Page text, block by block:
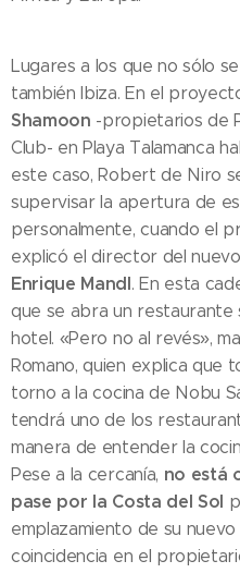
Lugares a los que no sólo
también Ibiza. En el
Shamoon -propietarios de
Club- en Playa Talamanca
este caso, Robert de Niro
supervisar la apertura de
personalmente, cuando el
explicó el director del
Enrique Mandl. En esta
que se abra un restaurante
hotel. «Pero no al revés»,
Romano, quien explica que
torno a la cocina de Nobu
tendrá uno de los
manera de entender la
Pese a la cercanía, no está
pase por la Costa del Sol
emplazamiento de su
coincidencia en el